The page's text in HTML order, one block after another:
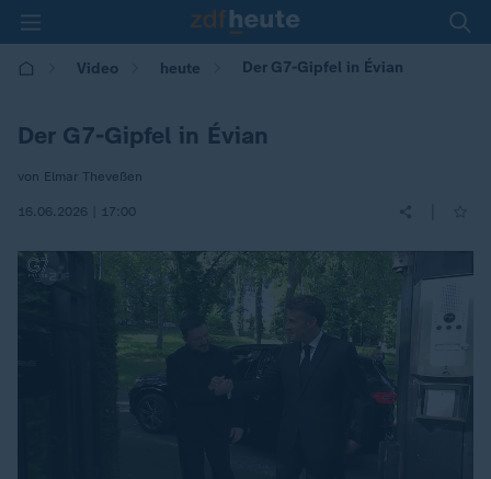
Video heute Der G7-Gipfel in Évian
Der G7-Gipfel in Évian
von Elmar Theveßen
16.06.2026 | 17:00